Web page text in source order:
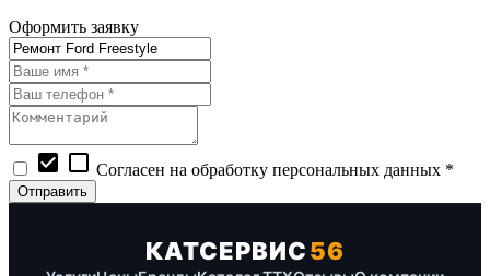
Оформить заявку
check_box check_box_outline_blank Согласен на обработку персональных данных *
КАТСЕРВИС56